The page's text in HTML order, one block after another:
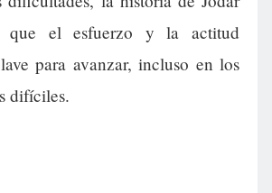
que el esfuerzo y la actitud
para avanzar, incluso en los
difíciles.